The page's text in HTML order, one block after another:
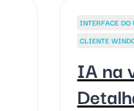
INTERFACE
CLIENTE
IA na